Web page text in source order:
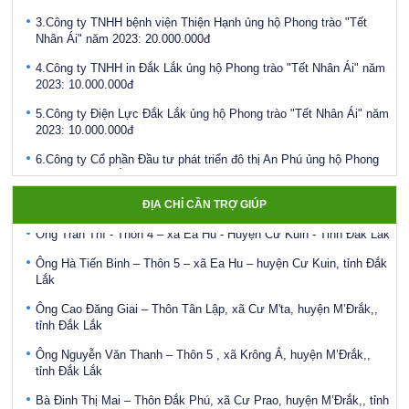
3.Công ty TNHH bệnh viện Thiện Hạnh ủng hộ Phong trào "Tết
Nhân Ái" năm 2023: 20.000.000đ
4.Công ty TNHH in Đắk Lắk ủng hộ Phong trào "Tết Nhân Ái" năm
2023: 10.000.000đ
5.Công ty Điện Lực Đắk Lắk ủng hộ Phong trào "Tết Nhân Ái" năm
2023: 10.000.000đ
6.Công ty Cổ phần Đầu tư phát triển đô thị An Phú ủng hộ Phong
trào "Tết Nhân Ái" năm 2023: 10.000.000đ
7.Ngân Hàng Vietinbank ủng hộ Phong trào "Tết Nhân Ái" năm
8.Bảo hiểm xã hội tỉnh ủng hộ Phong trào "Tết Nhân Ái" năm 2023:
5.000.000đ
Sở Lao động - Thương binh và Xã hội
Thương binh và Xã hội tỉnh Đắk Lắk
hậu quả bão số 3"
ĐỊA CHỈ CẦN TRỢ GIÚP
Ông Hoàng Đức Hạnh - Thôn 1, xã Ea Sar, Huyện Ea Kar
Bà Nguyễn Thị Ngân – Thôn 5 – xã Ea Hu – Huyện Cư Kuin – Đắk
Lắk
Bà Vàng Thị Ngọc Hiến – Thôn Ea Krông, xã Cư San – huyện
M’Đrắk,, tỉnh Đắk Lắk
Ông Trần Thí - Thôn 4 – xã Ea Hu - Huyện Cư Kuin - Tỉnh Đắk Lắk
Ông Hà Tiến Binh – Thôn 5 – xã Ea Hu – huyện Cư Kuin, tỉnh Đắk
Lắk
Ông Cao Đăng Giai – Thôn Tân Lập, xã Cư M'ta, huyện M’Đrắk,,
tỉnh Đắk Lắk
Ông Nguyễn Văn Thanh – Thôn 5 , xã Krông Ắ, huyện M’Đrắk,,
tỉnh Đắk Lắk
Bà Đinh Thị Mai – Thôn Đắk Phú, xã Cư Prao, huyện M’Đrắk,, tỉnh